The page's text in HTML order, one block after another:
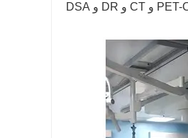
الجودة ينطبق على غرف الأشعة لمعدات مثل المعجلات الخطية وسكاكين جاما ومعدات ما بعد التحميل و PET-CT و CT و DR و DSA